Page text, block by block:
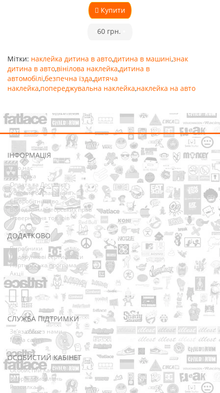
Купити
60 грн.
Мітки: наклейка дитина в авто,дитина в машині,знак
дитина в авто,вінілова наклейка,дитина в
автомобілі,безпечна їзда,дитяча
наклейка,попереджувальна наклейка,наклейка на авто
ІНФОРМАЦІЯ
Про нас
Доставка
Оплата та Доставка
Условия соглашения
Співробітництво
Володарям авторських прав
Повернення товарів
ДОДАТКОВО
Виробники
Подарункові сертифікати
Партнерська програма
Акції
СЛУЖБА ПІДТРИМКИ
Зв’язатися з нами
Мапа сайту
ОСОБИСТИЙ КАБІНЕТ
Особистий Кабінет
Історія замовлень
Розсилка